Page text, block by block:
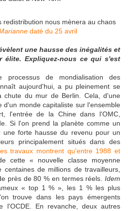
daté du 25 avril
une hausse des inégalités et
élite. Expliquez-nous ce qui s'est
processus de mondialisation des
aujourd'hui, a pu pleinement se
du mur de Berlin. Cela, d'une
d'un monde capitaliste sur l'ensemble
l'entrée de la Chine dans l'OMC,
Si l'on prend la planète comme un
forte hausse du revenu pour un
principalement situés dans des
travaux montrent qu'entre 1988 et
cette « nouvelle classe moyenne
centaines de millions de travailleurs,
près de 80 % en termes réels. Idem
« top 1 % », les 1 % les plus
trouve dans les pays émergents
l'OCDE. En revanche, deux autres